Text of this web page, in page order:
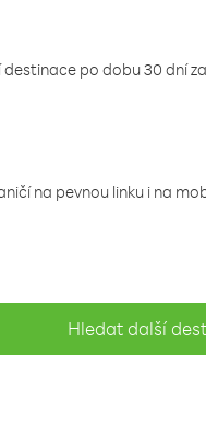
po dobu 30 dní za
na pevnou linku i na
Hledat další